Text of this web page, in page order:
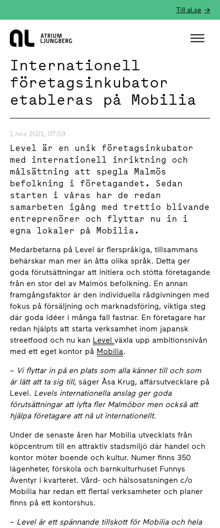
Till al.se
Hem
Internationell
företagsinkubator
etableras på Mobilia
1 nov 2021, 07:59
Level är en unik företagsinkubator
med internationell inriktning och
målsättning att spegla Malmös
befolkning i företagandet. Sedan
starten i våras har de redan
samarbeten igång med trettio blivande
entreprenörer och flyttar nu in i
egna lokaler på Mobilia.
Medarbetarna på Level är flerspråkiga, tillsammans
behärskar man mer än åtta olika språk. Detta ger
goda förutsättningar att initiera och stötta företagande
från en stor del av Malmös befolkning. En annan
framgångsfaktor är den individuella rådgivningen med
fokus på försäljning och marknadsföring, viktiga steg
där goda idéer i många fall fastnar. En företagare har
redan hjälpts att starta verksamhet inom japansk
streetfood och nu kan Level växla upp ambitionsnivån
med ett eget kontor på Mobilia.
– Vi flyttar in på en plats som alla känner till och som
är lätt att ta sig till, säger Åsa Krug, affärsutvecklare på
Level. Levels internationella anslag ger goda
förutsättningar att lyfta fler Malmöbor men också att
hjälpa företagare att nå ut internationellt.
Under de senaste åren har Mobilia utvecklats från
köpcentrum till en attraktiv stadsmiljö där handel och
kontor möter boende och kultur. Numer finns 350
lägenheter, förskola och barnkulturhuset Funnys
Äventyr i kvarteret. Vård- och hälsosatsningen c/o
Mobilia har redan ett flertal verksamheter och planer
finns på ett kontorshus.
– Level är ett spännande tillskott för Mobilia och hela